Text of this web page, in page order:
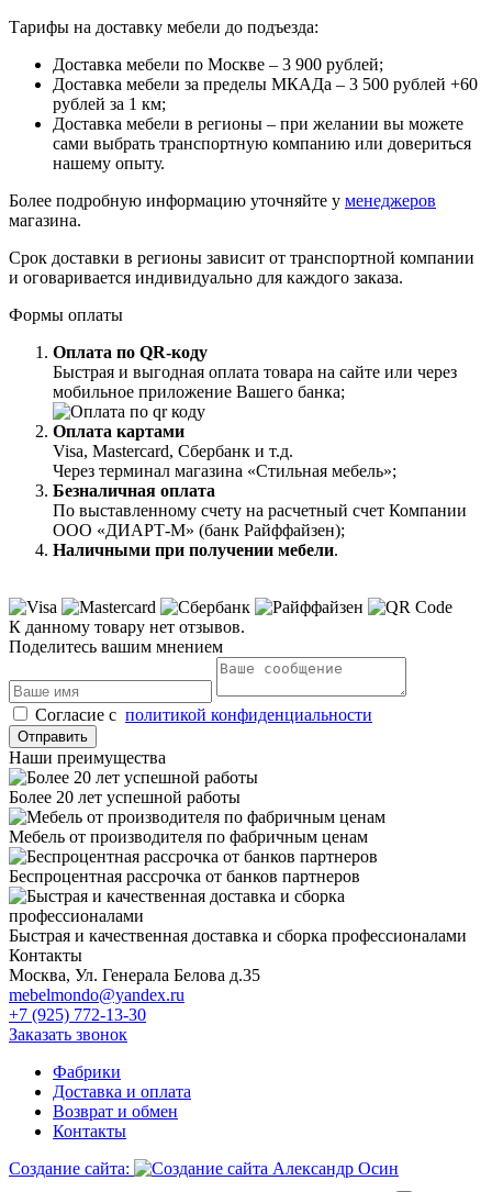
Тарифы на доставку мебели до подъезда:
Доставка мебели по Москве – 3 900 рублей;
Доставка мебели за пределы МКАДа – 3 500 рублей +60
рублей за 1 км;
Доставка мебели в регионы – при желании вы можете
сами выбрать транспортную компанию или довериться
нашему опыту.
Более подробную информацию уточняйте у менеджеров
магазина.
Срок доставки в регионы зависит от транспортной компании
и оговаривается индивидуально для каждого заказа.
Формы оплаты
Оплата по QR-коду
Быстрая и выгодная оплата товара на сайте или через
мобильное приложение Вашего банка;
Оплата картами
Visa, Mastercard, Сбербанк и т.д.
Через терминал магазина «Стильная мебель»;
Безналичная оплата
По выставленному счету на расчетный счет Компании
ООО «ДИАРТ-М» (банк Райффайзен);
Наличными при получении мебели.
К данному товару нет отзывов.
Поделитесь вашим мнением
Cогласие с политикой конфиденциальности
Отправить
Наши преимущества
Более 20 лет успешной работы
Мебель от производителя по фабричным ценам
Беспроцентная рассрочка от банков партнеров
Быстрая и качественная доставка и сборка профессионалами
Контакты
Москва, Ул. Генерала Белова д.35
mebelmondo@yandex.ru
+7 (925) 772-13-30
Заказать звонок
Фабрики
Доставка и оплата
Возврат и обмен
Контакты
Создание сайта: